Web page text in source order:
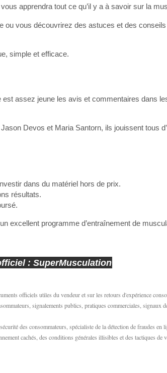
apprendra tout ce qu’il y a à savoir sur la
vous découvrirez des astuces et des
simple et efficace.
assez jeune les avis et commentaires dans
Devos et Maria Santorn, ils jouissent tous
dans du matériel hors de prix.
résultats.
excellent programme d’entraînement de
: SuperMusculation
officiels utiles du vendeur et sur les retours d'expérience
signalements publics, pratiques commerciales, signaux
des consommateurs, spécialiste de la détection de fraudes en
cachés, des conditions générales illisibles et des tactiques de